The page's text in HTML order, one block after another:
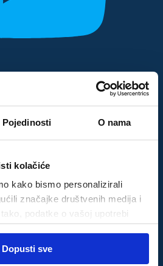
Pojedinosti O nama
kolačiće
kako bismo personalizirali
značajke društvenih medija i
podatke o vašoj upotrebi
im pružili ili koje su prikupili
Dopusti sve